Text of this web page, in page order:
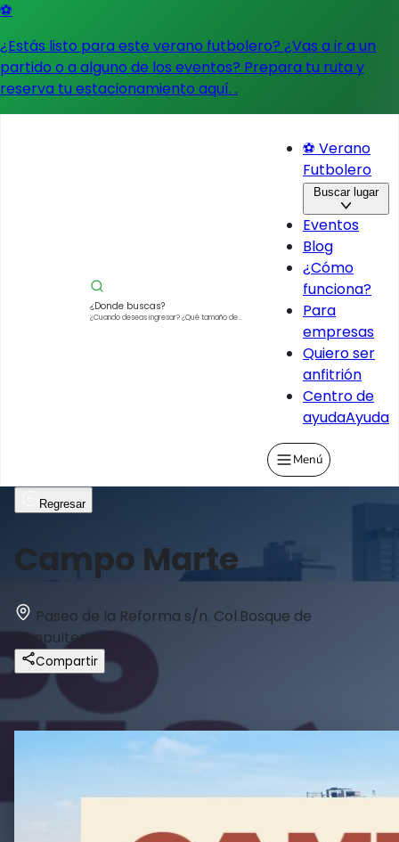
⚽
¿Estás listo para este verano futbolero? ¿Vas a ir a un
partido o a alguno de los eventos? Prepara tu ruta y
reserva tu estacionamiento aquí. .
¿Donde buscas?
¿Cuando deseas ingresar?¿Qué tamaño de
⚽ Verano
Futbolero
Buscar lugar
Eventos
Blog
¿Cómo
funciona?
Para
empresas
Quiero ser
anfitrión
Centro de
ayudaAyuda
Menú
Regresar
Campo Marte
Paseo de la Reforma s/n. Col.Bosque de
Chapultepec
Compartir